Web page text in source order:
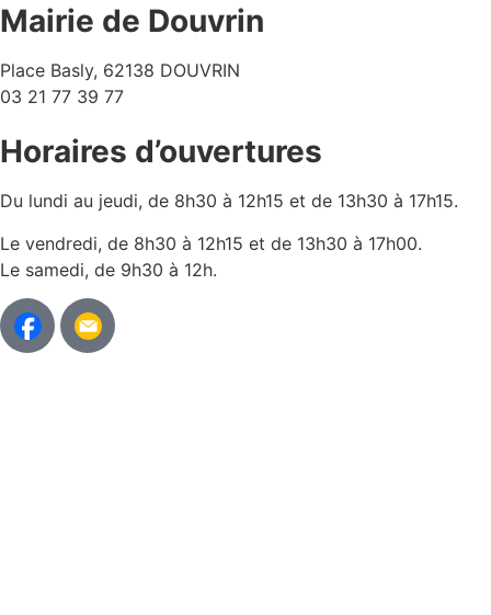
Mairie de Douvrin
Place Basly, 62138 DOUVRIN
03 21 77 39 77
Horaires d’ouvertures
Du lundi au jeudi, de 8h30 à 12h15 et de 13h30 à 17h15.
Le vendredi, de 8h30 à 12h15 et de 13h30 à 17h00.
Le samedi, de 9h30 à 12h.